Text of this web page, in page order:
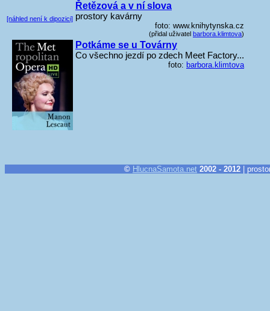
[náhled není k dipozici]
Řetězová a v ní slova
prostory kavárny
foto: www.knihytynska.cz
(přidal uživatel barbora.klimtova)
Potkáme se u Továrny
Co všechno jezdí po zdech Meet Factory...
foto: barbora.klimtova
© HlucnaSamota.net 2002 - 2012 |